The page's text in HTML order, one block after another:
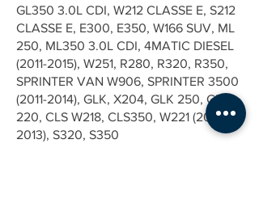
GL350 3.0L CDI, W212 CLASSE E, S212
CLASSE E, E300, E350, W166 SUV, ML
250, ML350 3.0L CDI, 4MATIC DIESEL
(2011-2015), W251, R280, R320, R350,
SPRINTER VAN W906, SPRINTER 3500
(2011-2014), GLK, X204, GLK 250, GLK
220, CLS W218, CLS350, W221 (2009-
2013), S320, S350